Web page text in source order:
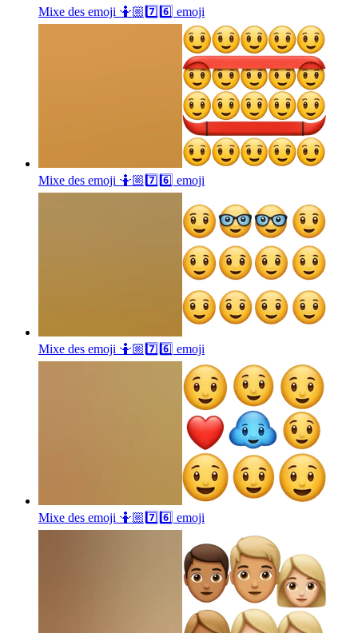
Mixe des emoji 🤷🏼7️⃣6️⃣ emoji
Mixe des emoji 🤷🏼7️⃣6️⃣ emoji
Mixe des emoji 🤷🏼7️⃣6️⃣ emoji
Mixe des emoji 🤷🏼7️⃣6️⃣ emoji